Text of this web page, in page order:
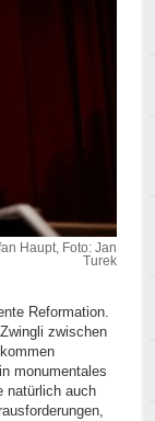
Haupt, Foto: Jan
Turek
Reformation.
zwischen
monumentales
natürlich auch